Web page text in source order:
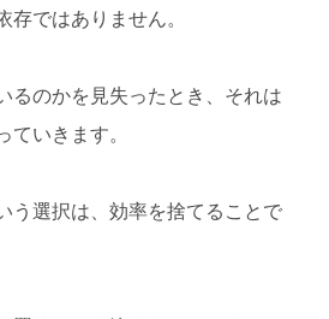
存ではありません。
るのかを見失ったとき、それは
ていきます。
う選択は、効率を捨てることで